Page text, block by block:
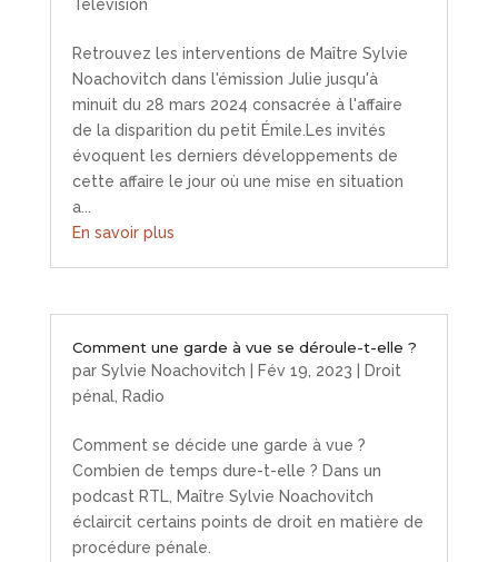
Télévision
Retrouvez les interventions de Maître Sylvie
Noachovitch dans l'émission Julie jusqu'à
minuit du 28 mars 2024 consacrée à l'affaire
de la disparition du petit Émile.Les invités
évoquent les derniers développements de
cette affaire le jour où une mise en situation
a...
En savoir plus
Comment une garde à vue se déroule-t-elle ?
par Sylvie Noachovitch Fév 19, 2023
Droit
pénal, Radio
Comment se décide une garde à vue ?
Combien de temps dure-t-elle ? Dans un
podcast RTL, Maître Sylvie Noachovitch
éclaircit certains points de droit en matière de
procédure pénale.